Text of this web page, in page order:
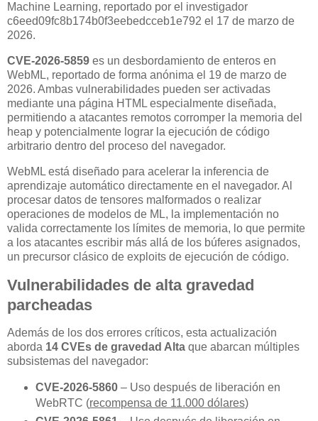
Machine Learning, reportado por el investigador
c6eed09fc8b174b0f3eebedcceb1e792 el 17 de marzo de
2026.
CVE-2026-5859 es un desbordamiento de enteros en
WebML, reportado de forma anónima el 19 de marzo de
2026. Ambas vulnerabilidades pueden ser activadas
mediante una página HTML especialmente diseñada,
permitiendo a atacantes remotos corromper la memoria del
heap y potencialmente lograr la ejecución de código
arbitrario dentro del proceso del navegador.
WebML está diseñado para acelerar la inferencia de
aprendizaje automático directamente en el navegador. Al
procesar datos de tensores malformados o realizar
operaciones de modelos de ML, la implementación no
valida correctamente los límites de memoria, lo que permite
a los atacantes escribir más allá de los búferes asignados,
un precursor clásico de exploits de ejecución de código.
Vulnerabilidades de alta gravedad
parcheadas
Además de los dos errores críticos, esta actualización
aborda 14 CVEs de gravedad Alta que abarcan múltiples
subsistemas del navegador:
CVE-2026-5860– Uso después de liberación en
WebRTC (recompensa de 11.000 dólares)